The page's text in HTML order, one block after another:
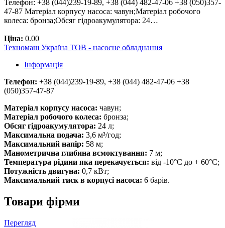
Телефон: +38 (044)239-19-89, +38 (044) 482-47-06 +38 (050)357-
47-87 Матеріал корпусу насоса: чавун;Матеріал робочого
колеса: бронза;Обсяг гідроакумулятора: 24…
Ціна: 0.00
Техномаш Україна ТОВ - насосне обладнання
Інформація
Телефон: +38 (044)239-19-89, +38 (044) 482-47-06 +38
(050)357-47-87
Матеріал корпусу насоса: чавун;
Матеріал робочого колеса: бронза;
Обсяг гідроакумулятора: 24 л;
Максимальна подача: 3,6 м³/год;
Максимальний напір: 58 м;
Манометрична глибина всмоктування: 7 м;
Температура рідини яка перекачується: від -10°C до + 60°C;
Потужність двигуна: 0,7 кВт;
Максимальний тиск в корпусі насоса: 6 барів.
Товари фірми
Перегляд